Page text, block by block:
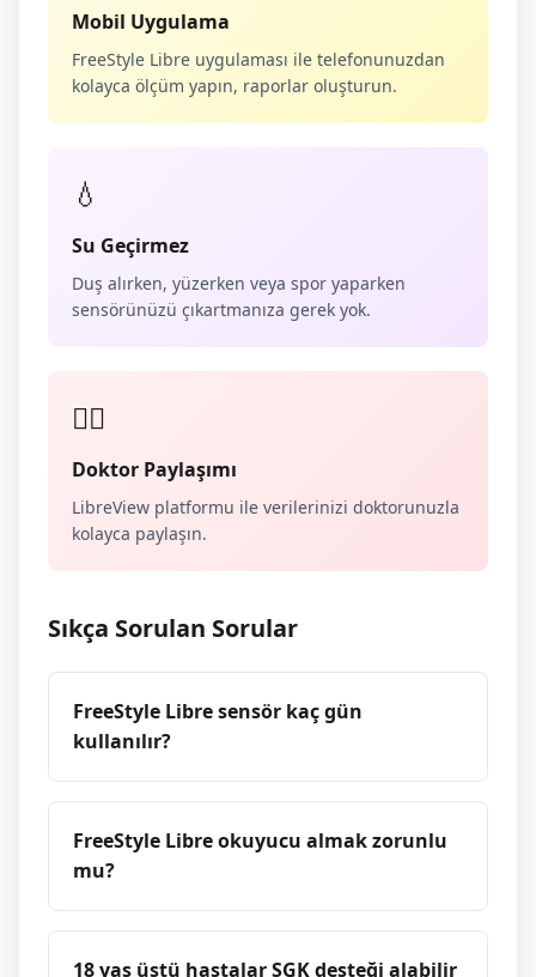
Mobil Uygulama
FreeStyle Libre uygulaması ile telefonunuzdan
kolayca ölçüm yapın, raporlar oluşturun.
💧
Su Geçirmez
Duş alırken, yüzerken veya spor yaparken
sensörünüzü çıkartmanıza gerek yok.
👨‍⚕️
Doktor Paylaşımı
LibreView platformu ile verilerinizi doktorunuzla
kolayca paylaşın.
Sıkça Sorulan Sorular
FreeStyle Libre sensör kaç gün
kullanılır?
FreeStyle Libre okuyucu almak zorunlu
mu?
18 yaş üstü hastalar SGK desteği alabilir